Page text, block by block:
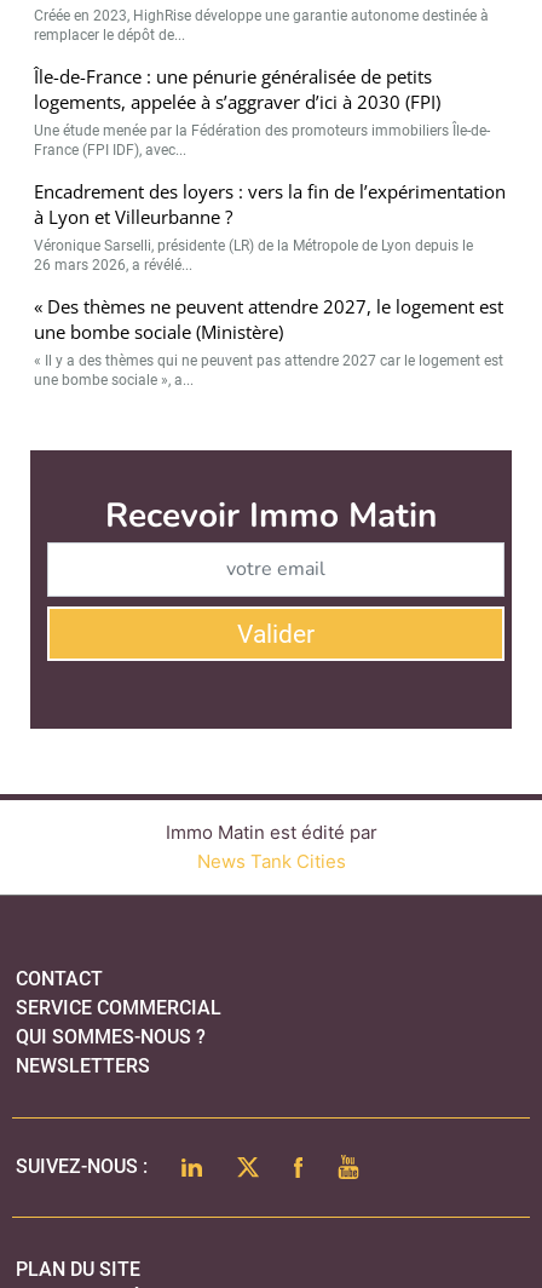
Créée en 2023, HighRise développe une garantie autonome destinée à
remplacer le dépôt de...
Île-de-France : une pénurie généralisée de petits
logements, appelée à s’aggraver d’ici à 2030 (FPI)
Une étude menée par la Fédération des promoteurs immobiliers Île-de-
France (FPI IDF), avec...
Encadrement des loyers : vers la fin de l’expérimentation
à Lyon et Villeurbanne ?
Véronique Sarselli, présidente (LR) de la Métropole de Lyon depuis le
26 mars 2026, a révélé...
« Des thèmes ne peuvent attendre 2027, le logement est
une bombe sociale (Ministère)
« Il y a des thèmes qui ne peuvent pas attendre 2027 car le logement est
une bombe sociale », a...
Immo Matin est édité par
QUI SOMMES-NOUS ?
LINKEDINTWITTERFACEBOOK
YOUTUBE
MENTIONS LÉGALES
POLITIQUE DE CONFIDENTIALITÉ
COOKIES